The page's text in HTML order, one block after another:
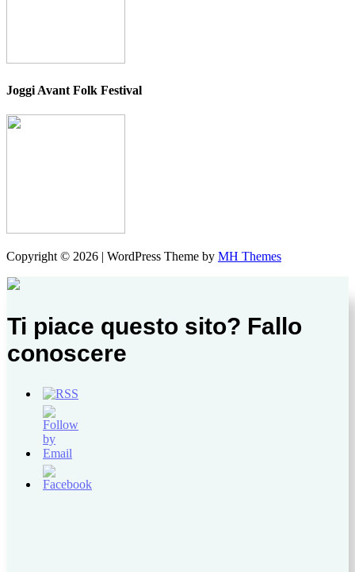
Joggi Avant Folk Festival
Copyright © 2026 | WordPress Theme by MH Themes
Ti piace questo sito? Fallo
conoscere